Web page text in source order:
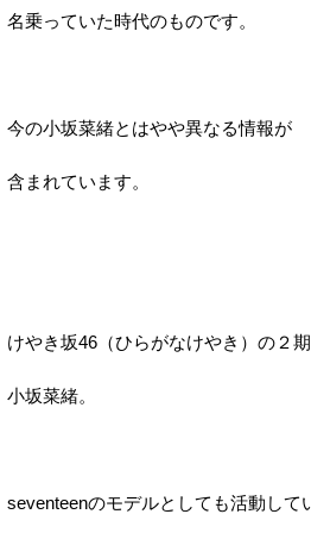
名乗っていた時代のものです。
今の小坂菜緒とはやや異なる情報が
含まれています。
けやき坂46（ひらがなけやき）の２期
小坂菜緒。
seventeenのモデルとしても活動して